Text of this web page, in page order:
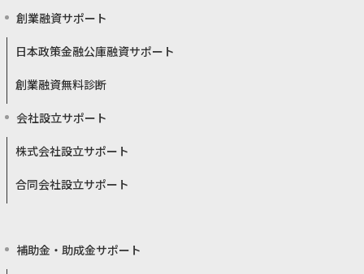
創業融資サポート
日本政策金融公庫融資サポート
創業融資無料診断
会社設立サポート
株式会社設立サポート
合同会社設立サポート
補助金・助成金サポート